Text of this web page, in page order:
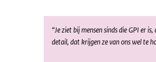
“Je ziet bij mensen sinds die GPI er
detail, dat krijgen ze van ons wel te